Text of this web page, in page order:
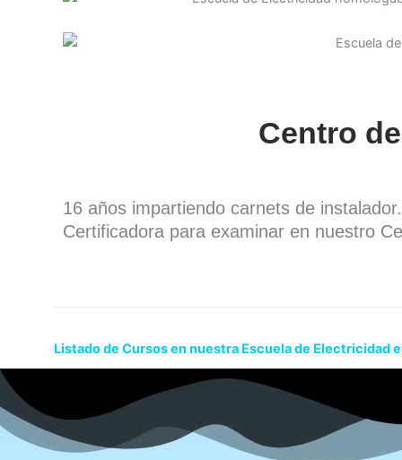
Centro
16 años impartiendo carnets de
Certificadora para examinar en nuestro
Listado de Cursos en nuestra Escuela de Electricidad